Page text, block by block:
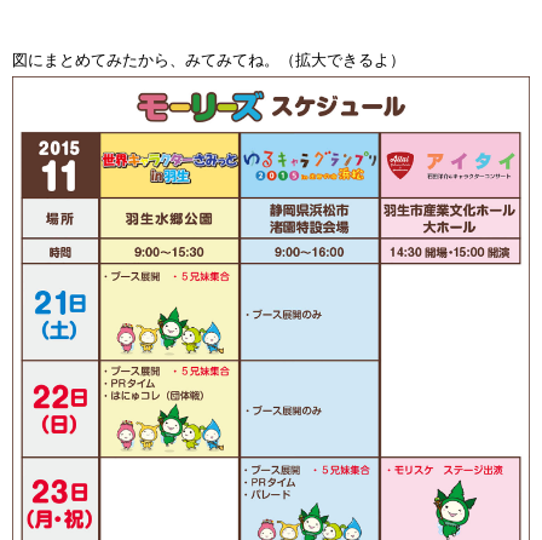
図にまとめてみたから、みてみてね。（拡大できるよ）